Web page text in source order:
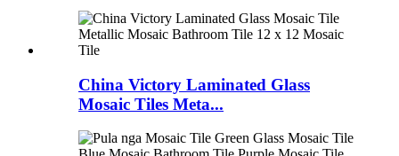
China Victory Laminated Glass
Mosaic Tiles Meta...